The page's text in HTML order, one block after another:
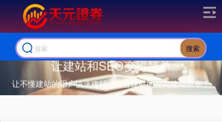
搜索
让建站和SEO变得简单
让不懂建站的用户快速建站，让会建站的提高建站效率！